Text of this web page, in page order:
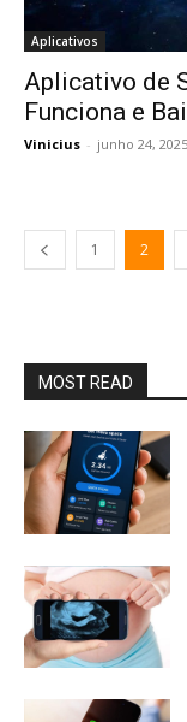
Aplicativos
Aplicativo de
Funciona e
Vinicius - junho 24, 2025
1 2
MOST READ